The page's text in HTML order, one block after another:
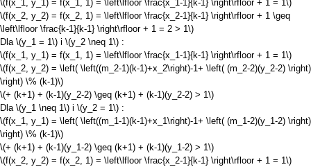
\(f(x_1, y_1) = f(x_1, 1) = \left\lfloor \frac{x_1-1}{k-1} \right\rfloor + 1 = 1\)
\(f(x_2, y_2) = f(x_2, 1) = \left\lfloor \frac{x_2-1}{k-1} \right\rfloor + 1 \geq
\left\lfloor \frac{k-1}{k-1} \right\rfloor + 1 = 2 > 1\)
Dla \(y_1 = 1\) i \(y_2 \neq 1\) :
\(f(x_1, y_1) = f(x_1, 1) = \left\lfloor \frac{x_1-1}{k-1} \right\rfloor + 1 = 1\)
\(f(x_2, y_2) = \left( \left((m_2-1)(k-1)+x_2\right)-1+ \left( (m_2-2)(y_2-2) \right)
\right) \% (k-1)\)
\(+ (k+1) + (k-1)(y_2-2) \geq (k+1) + (k-1)(y_2-2) > 1\)
Dla \(y_1 \neq 1\) i \(y_2 = 1\) :
\(f(x_1, y_1) = \left( \left((m_1-1)(k-1)+x_1\right)-1+ \left( (m_1-2)(y_1-2) \right)
\right) \% (k-1)\)
\(+ (k+1) + (k-1)(y_1-2) \geq (k+1) + (k-1)(y_1-2) > 1\)
\(f(x_2, y_2) = f(x_2, 1) = \left\lfloor \frac{x_2-1}{k-1} \right\rfloor + 1 = 1\)